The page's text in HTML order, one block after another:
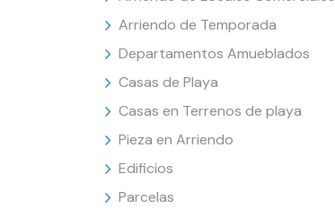
Arriendo de Temporada
Departamentos Amueblados
Casas de Playa
Casas en Terrenos de playa
Pieza en Arriendo
Edificios
Parcelas